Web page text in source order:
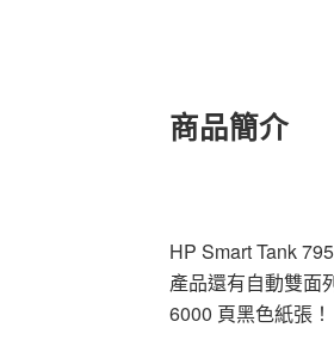
商品簡介
HP Smart Tank
產品還有自動雙面
6000 頁黑色紙張！